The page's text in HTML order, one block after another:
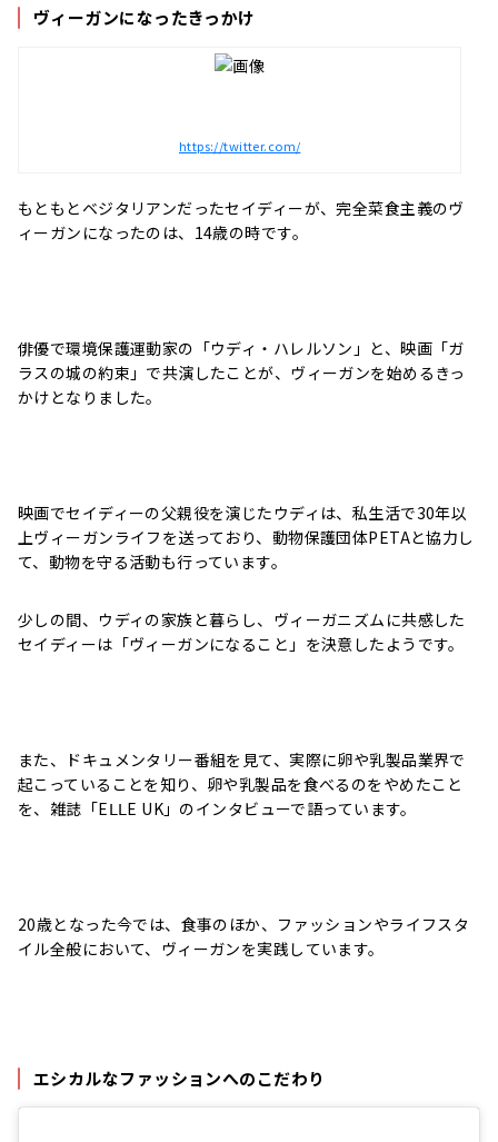
ヴィーガンになったきっかけ
https://twitter.com/
もともとベジタリアンだったセイディーが、完全菜食主義のヴ
ィーガンになったのは、14歳の時です。
俳優で環境保護運動家の「ウディ・ハレルソン」と、映画「ガ
ラスの城の約束」で共演したことが、ヴィーガンを始めるきっ
かけとなりました。
映画でセイディーの父親役を演じたウディは、私生活で30年以
上ヴィーガンライフを送っており、動物保護団体PETAと協力し
て、動物を守る活動も行っています。
少しの間、ウディの家族と暮らし、ヴィーガニズムに共感した
セイディーは「ヴィーガンになること」を決意したようです。
また、ドキュメンタリー番組を見て、実際に卵や乳製品業界で
起こっていることを知り、卵や乳製品を食べるのをやめたこと
を、雑誌「EⅬⅬE UK」のインタビューで語っています。
20歳となった今では、食事のほか、ファッションやライフスタ
イル全般において、ヴィーガンを実践しています。
エシカルなファッションへのこだわり